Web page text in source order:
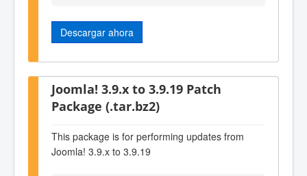
Descargar ahora
Joomla! 3.9.x to 3.9.19 Patch
Package (.tar.bz2)
This package is for performing updates from
Joomla! 3.9.x to 3.9.19